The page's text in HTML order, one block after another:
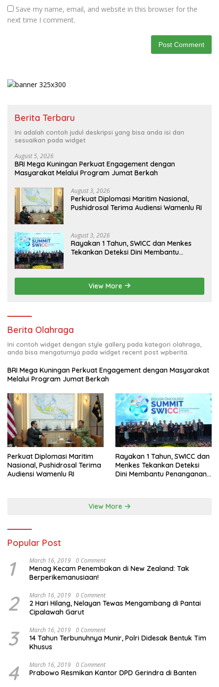
Save my name, email, and website in this browser for the
next time I comment.
Berita Terbaru
Ini adalah contoh judul deskripsi yang bisa anda isi dan
sesuaikan pada widget
August 5, 2026
BRI Mega Kuningan Perkuat Engagement dengan
Masyarakat Melalui Program Jumat Berkah
August 3, 2026
Perkuat Diplomasi Maritim Nasional,
Pushidrosal Terima Audiensi Wamenlu RI
August 3, 2026
Rayakan 1 Tahun, SWICC dan Menkes
Tekankan Deteksi Dini Membantu
View More
Berita Olahraga
Ini contoh widget dengan style gallery pada kategori olahraga,
anda bisa mengaturnya pada widget recent post wpberita.
BRI Mega Kuningan Perkuat Engagement dengan Masyarakat
Melalui Program Jumat Berkah
Perkuat Diplomasi Maritim
Nasional, Pushidrosal Terima
Audiensi Wamenlu RI
Rayakan 1 Tahun, SWICC dan
Menkes Tekankan Deteksi
Dini Membantu Penanganan
View More
Popular Post
1 March 16, 2019 0 Comment
Menag Kecam Penembakan di New Zealand: Tak
Berperikemanusiaan!
2 March 16, 2019 0 Comment
2 Hari Hilang, Nelayan Tewas Mengambang di Pantai
Cipalawah Garut
3 March 16, 2019 0 Comment
14 Tahun Terbunuhnya Munir, Polri Didesak Bentuk Tim
Khusus
4 March 16, 2019 0 Comment
Prabowo Resmikan Kantor DPD Gerindra di Banten